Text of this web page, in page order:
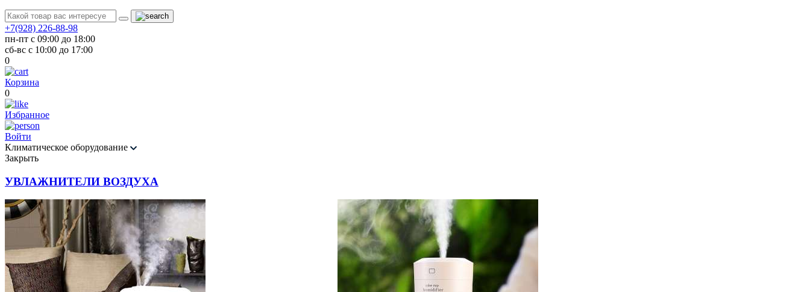
+7(928) 226-88-98
пн-пт с 09:00 до 18:00
сб-вс с 10:00 до 17:00
0
Корзина
0
Избранное
Войти
Климатическое оборудование
Закрыть
УВЛАЖНИТЕЛИ ВОЗДУХА